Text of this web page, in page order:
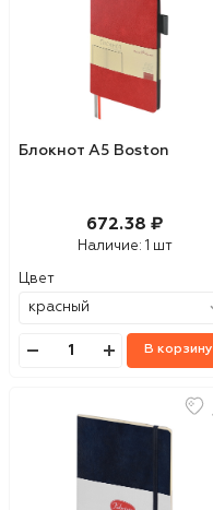
Блокнот А5 Boston
672.38 ₽
Наличие: 1 шт
Цвет
В корзину